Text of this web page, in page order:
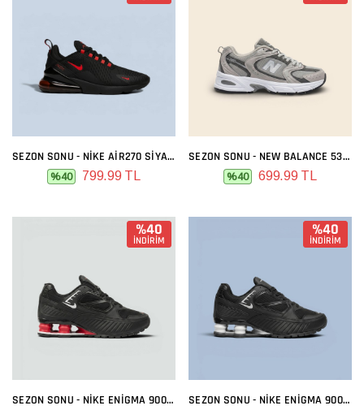
SEZON SONU - NIKE AIR270 SIYAH KIRMIZI
%40 799.99 TL
SEZON SONU - NEW BALANCE 530 GRI FÜME
%40 699.99 TL
%40
İNDİRİM
SEZON SONU - NIKE ENIGMA 9000 SIYAH KIRMIZI
%40
İNDİRİM
SEZON SONU - NIKE ENIGMA 9000 SIYAH BEYAZ